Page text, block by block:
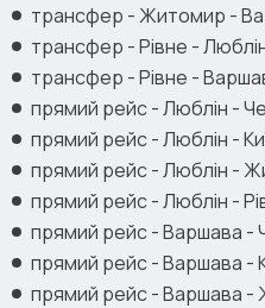
трансфер - Житомир -
трансфер - Рівне -
трансфер - Рівне -
прямий рейс - Люблін -
прямий рейс - Люблін -
прямий рейс - Люблін -
прямий рейс - Люблін -
прямий рейс - Варшава -
прямий рейс - Варшава -
прямий рейс - Варшава -